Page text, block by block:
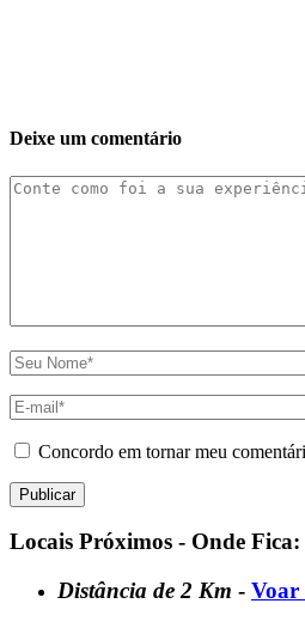
Deixe um comentário
Concordo em tornar meu
Locais Próximos - Onde Fica:
Distância de 2 Km - Voar